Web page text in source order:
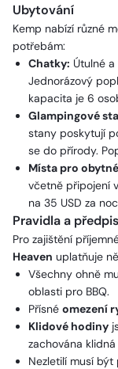
Ubytování
Kemp nabízí různé
potřebám:
Chatky: Útulné
Jednorázový
kapacita je 6
Glampingové
stany poskytují
se do přírody.
Místa pro
včetně připojení
na 35 USD za
Pravidla a
Pro zajištění
Heaven uplatňuje
Všechny ohně
oblasti pro BBQ.
Přísné omezení
Klidové hodiny
zachována
Nezletilí musí